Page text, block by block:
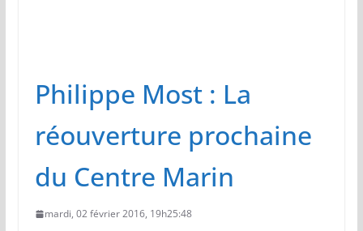
Philippe Most : La
réouverture prochaine
du Centre Marin
mardi, 02 février 2016, 19h25:48